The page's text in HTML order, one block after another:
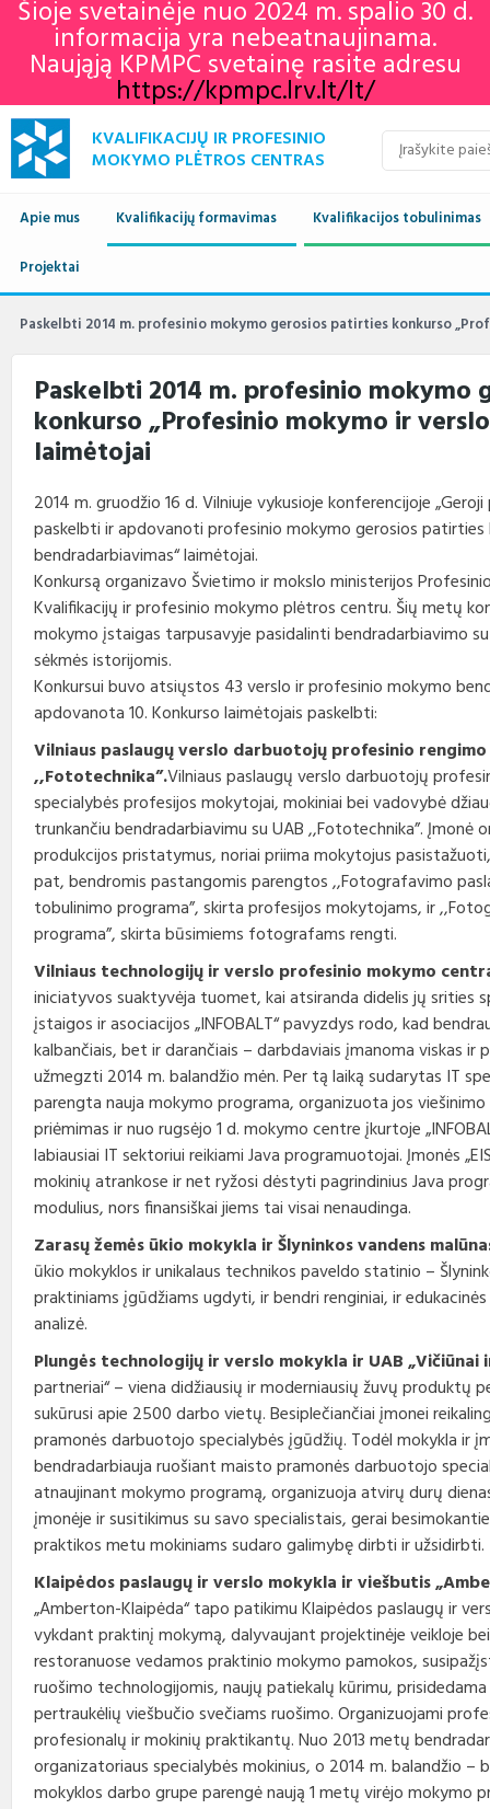
Šioje svetainėje nuo 2024 m. spalio 30 d.
informacija yra nebeatnaujinama.
Naująją KPMPC svetainę rasite adresu
https://kpmpc.lrv.lt/lt/
KVALIFIKACIJŲ IR PROFESINIO
MOKYMO PLĖTROS CENTRAS
Apie mus
Naujienos
KPMPC naujienlaiškių
archyvas
Apie mus Istorija
Nuostatai
Viešieji pirkimai
rinkiniai
Finansinių ataskaitų rinkiniai
Paskatinimai ir
apdovanojimai
Darbo užmokestis
Konkursai
Karjera
Tarnybiniai automobiliai
Struktūra ir kontaktai Klientų aptarnavimas
Direktorius
Kontaktai
komitetai
Paslaugos
Teisės aktai
Korupcijos prevencija
Nuorodos
Interneto svetainės atitikties
paraiška
Kvalifikacijų formavimas
Europos
LTKS ir EKS
Standartai Profesiniai
standartai
Informacija
Profesinio rengimo
standartai
Naudingos nuorodos
Terminų žodynas
Kvalifikacijos tobulinimas
Renginių kalendorius
renginius
Projektai
Vykdomi projektai
Paskelbti 2014 m. profesinio mokymo gerosios patirties konkurso
Paskelbti 2014 m. profesinio mokymo
konkurso „Profesinio mokymo ir
laimėtojai
2014 m. gruodžio 16 d. Vilniuje vykusioje konferencijoje
paskelbti ir apdovanoti profesinio mokymo gerosios patirties
bendradarbiavimas“ laimėtojai.
Konkursą organizavo Švietimo ir mokslo ministerijos
Kvalifikacijų ir profesinio mokymo plėtros centru. Šių metų
mokymo įstaigas tarpusavyje pasidalinti bendradarbiavimo
sėkmės istorijomis.
Konkursui buvo atsiųstos 43 verslo ir profesinio mokymo
apdovanota 10. Konkurso laimėtojais paskelbti:
Vilniaus paslaugų verslo darbuotojų profesinio
,,Fototechnika”.Vilniaus paslaugų verslo darbuotojų
specialybės profesijos mokytojai, mokiniai bei vadovybė
trunkančiu bendradarbiavimu su UAB ,,Fototechnika”. Įmonė
produkcijos pristatymus, noriai priima mokytojus
pat, bendromis pastangomis parengtos ,,Fotografavimo
tobulinimo programa”, skirta profesijos mokytojams, ir
programa”, skirta būsimiems fotografams rengti.
Vilniaus technologijų ir verslo profesinio mokymo
iniciatyvos suaktyvėja tuomet, kai atsiranda didelis jų srities
įstaigos ir asociacijos „INFOBALT“ pavyzdys rodo, kad
kalbančiais, bet ir darančiais – darbdaviais įmanoma viskas ir
užmegzti 2014 m. balandžio mėn. Per tą laiką sudarytas IT
parengta nauja mokymo programa, organizuota jos
priėmimas ir nuo rugsėjo 1 d. mokymo centre įkurtoje
labiausiai IT sektoriui reikiami Java programuotojai. Įmonės
mokinių atrankose ir net ryžosi dėstyti pagrindinius Java
modulius, nors finansiškai jiems tai visai nenaudinga.
Zarasų žemės ūkio mokykla ir Šlyninkos vandens
ūkio mokyklos ir unikalaus technikos paveldo statinio –
praktiniams įgūdžiams ugdyti, ir bendri renginiai, ir
analizė.
Plungės technologijų ir verslo mokykla ir UAB
partneriai“ – viena didžiausių ir moderniausių žuvų produktų
sukūrusi apie 2500 darbo vietų. Besiplečiančiai įmonei
pramonės darbuotojo specialybės įgūdžių. Todėl mokykla ir
bendradarbiauja ruošiant maisto pramonės darbuotojo
atnaujinant mokymo programą, organizuoja atvirų durų
įmonėje ir susitikimus su savo specialistais, gerai
praktikos metu mokiniams sudaro galimybę dirbti ir užsidirbti.
Klaipėdos paslaugų ir verslo mokykla ir viešbutis
„Amberton-Klaipėda“ tapo patikimu Klaipėdos paslaugų ir
vykdant praktinį mokymą, dalyvaujant projektinėje veikloje
restoranuose vedamos praktinio mokymo pamokos,
ruošimo technologijomis, naujų patiekalų kūrimu,
pertraukėlių viešbučio svečiams ruošimo. Organizuojami
profesionalų ir mokinių praktikantų. Nuo 2013 metų
organizatoriaus specialybės mokinius, o 2014 m. balandžio –
mokyklos darbo grupe parengė naują 1 metų virėjo mokymo